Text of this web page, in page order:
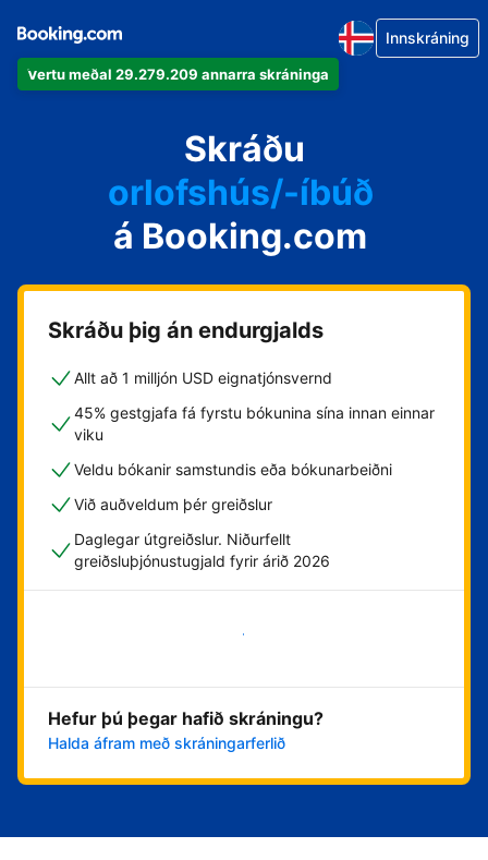
Vertu meðal 29.279.209 annarra skráninga
Innskráning
Skráðu
íbúðina þína
hótelið þitt
orlofshús/-íbúð
gistihúsið þitt
gistiheimilið þitt
á Booking.com
Skráðu þig án endurgjalds
Allt að 1 milljón USD eignatjónsvernd
45% gestgjafa fá fyrstu bókunina sína innan einnar
viku
Veldu bókanir samstundis eða bókunarbeiðni
Við auðveldum þér greiðslur
Daglegar útgreiðslur. Niðurfellt
greiðsluþjónustugjald fyrir árið 2026
Byrja núna
Hefur þú þegar hafið skráningu?
Halda áfram með skráningarferlið